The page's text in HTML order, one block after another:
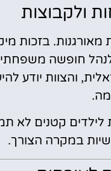
ולקבוצות
בזכות
חופשה
והצוות יודע
קטנים לא
במקרה הצורך.